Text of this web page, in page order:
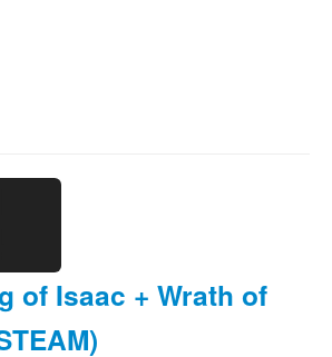
of Isaac + Wrath of